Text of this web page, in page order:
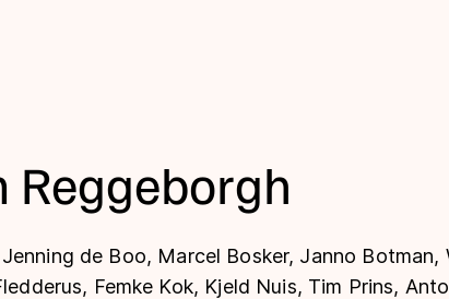
Reggeborgh
de Boo, Marcel Bosker, Janno Botman,
Femke Kok, Kjeld Nuis, Tim Prins,